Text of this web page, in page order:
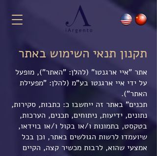
תקנון תנאי השימוש באתר
אתר "איי ארגנטו" (להלן: "האתר"), מופעל
על ידי איי ארגנטו בע"מ (להלן: "מפעילת
האתר").
תכנים" באתר זה ייחשבו כ: כתבות, סקירות,
נתונים, ידיעות, ניתוחים, תכנים, הערכות,
בטקסט, בתמונות ו/או בקול ו/או בוידאו,
שיועמדו לרשות הגולשים באתר, וכן בכל
אמצעי שהוא, לרבות מכשיר קצה, הקיים